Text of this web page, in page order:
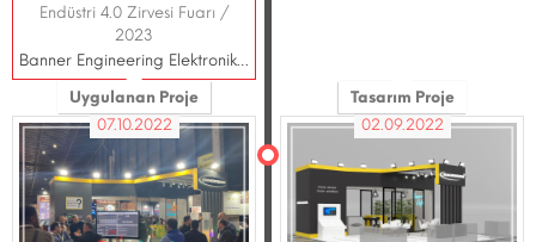
Endüstri 4.0 Zirvesi Fuarı /
2023
Banner Engineering Elektronik San.Tic.Ltd.Şti
Uygulanan Proje
07.10.2022
Tasarım Proje
02.09.2022